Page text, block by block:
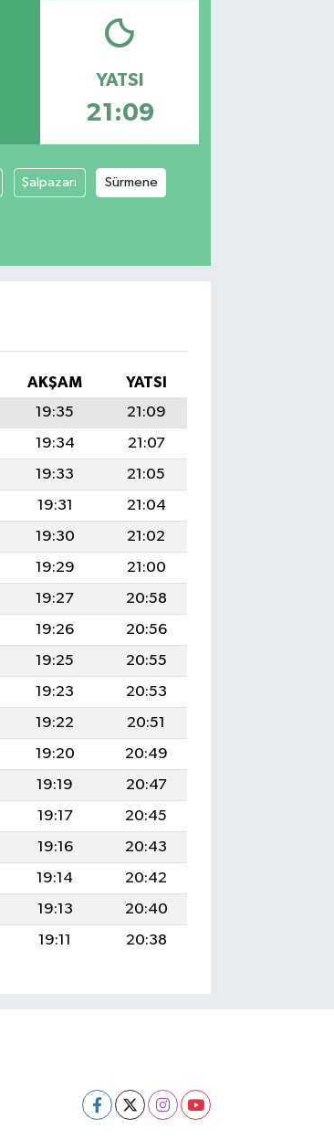
YATSI
21:09
Şalpazarı Sürmene
AKŞAM
YATSI
19:35
21:09
19:34
21:07
19:33
21:05
19:31
21:04
19:30
21:02
19:29
21:00
19:27
20:58
19:26
20:56
19:25
20:55
19:23
20:53
19:22
20:51
19:20
20:49
19:19
20:47
19:17
20:45
19:16
20:43
19:14
20:42
19:13
20:40
19:11 20:38